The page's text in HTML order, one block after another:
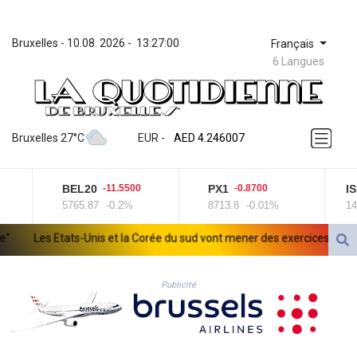
Bruxelles - 10.08. 2026 - 13:27:00 Français
6 Langues
Bruxelles 27°C EUR -
ZWL 372.283829
AED 4.246007
AFN 76.894412
AMD 422.219573
AOA 1060.200548
ARS 1733.067587
AUD 1.635701
AZN 1.960652
BAM 1.956405
BBD 2.322408
BDT 142.734126
BEL20 -11.5500
5765.87 -0.2%
PX1 -0.8700
8713.8 -0.01%
Les Etats-Unis et la Corée du sud vont mener des exercices face à de
Publicité